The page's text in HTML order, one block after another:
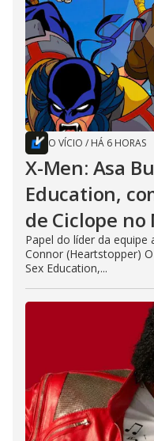
O VÍCIO / HÁ 6 HORAS
X-Men: Asa
Education,
de Ciclope
Papel do líder da
Connor (Heartstopper)
Sex Education,...